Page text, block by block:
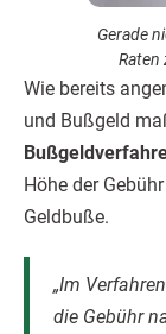
Gerade
Raten
Wie bereits
und Bußgeld
Höhe der
Geldbuße.
„Im
die Gebühr